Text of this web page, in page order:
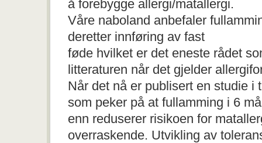
å forebygge allergi/matallergi.
Våre naboland anbefaler
deretter innføring av fast
føde hvilket er det eneste rådet
litteraturen når det gjelder
Når det nå er publisert en studie i
som peker på at fullamming i 6
enn reduserer risikoen for
overraskende. Utvikling av